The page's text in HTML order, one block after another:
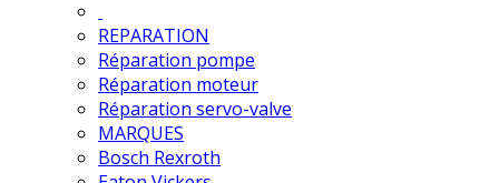
REPARATION
Réparation pompe
Réparation moteur
Réparation servo-valve
MARQUES
Bosch Rexroth